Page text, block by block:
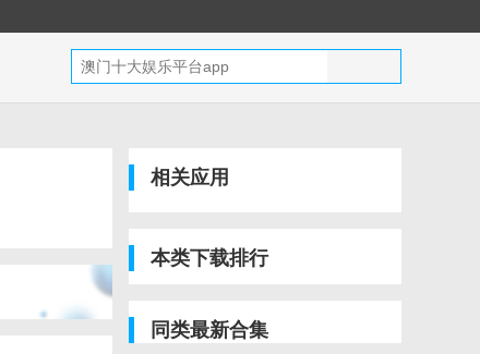
相关应用
本类下载排行
同类最新合集